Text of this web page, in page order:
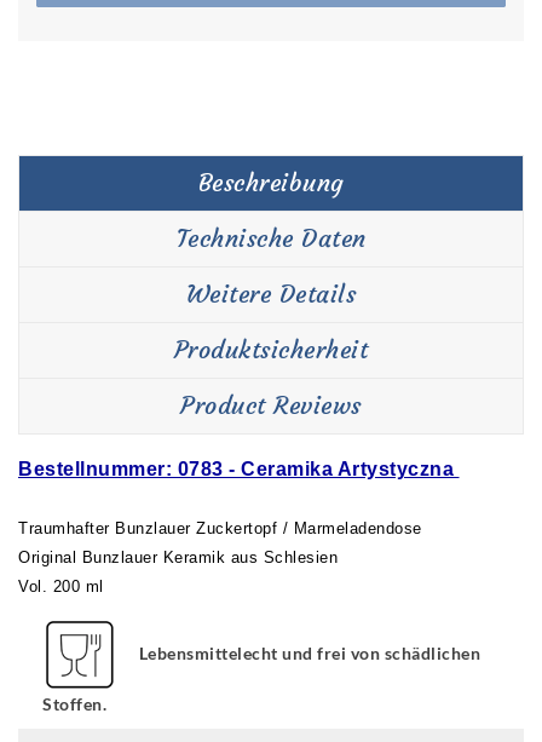
Beschreibung
Technische Daten
Weitere Details
Produktsicherheit
Product Reviews
Bestellnummer: 0783 - Ceramika Artystyczna
Traumhafter Bunzlauer Zuckertopf / Marmeladendose
Original Bunzlauer Keramik aus Schlesien
Vol. 200 ml
Lebensmittelecht und frei von schädlichen
Stoffen.